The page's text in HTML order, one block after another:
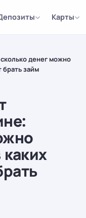
Карты
денег можно
брать займ
каких